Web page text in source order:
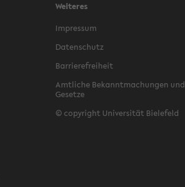
Weiteres
Impressum
Datenschutz
Barrierefreiheit
Amtliche Bekanntmachungen und
Gesetze
© copyright Universität Bielefeld